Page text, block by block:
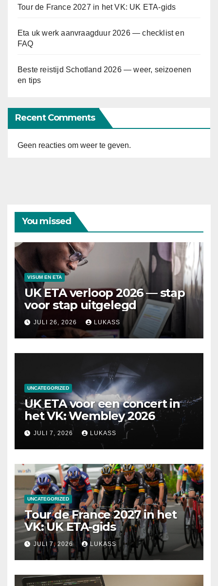
Tour de France 2027 in het VK: UK ETA-gids
Eta uk werk aanvraagduur 2026 — checklist en
FAQ
Beste reistijd Schotland 2026 — weer, seizoenen
en tips
Recent Comments
Geen reacties om weer te geven.
You missed
VISUM EN ETA
UK ETA verloop 2026 — stap
voor stap uitgelegd
JULI 26, 2026 LUKASS
UNCATEGORIZED
UK ETA voor een concert in
het VK: Wembley 2026
JULI 7, 2026 LUKASS
UNCATEGORIZED
Tour de France 2027 in het
VK: UK ETA-gids
JULI 7, 2026 LUKASS